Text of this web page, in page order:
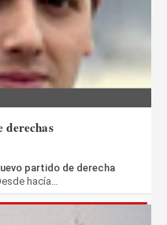
derechas
partido de derecha
hacía…